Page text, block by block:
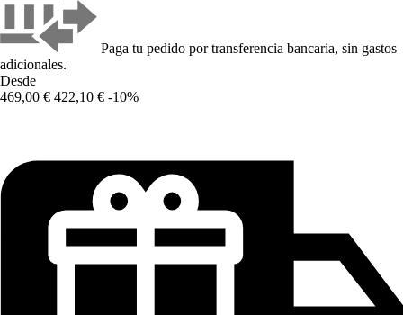
Paga tu pedido por transferencia bancaria, sin gastos
adicionales.
Desde
469,00 € 422,10 € -10%